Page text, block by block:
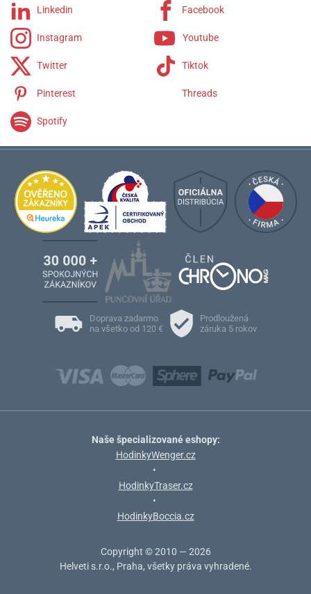
Linkedin Facebook
Instagram Youtube
Twitter Tiktok
Pinterest Threads
Spotify
Doprava zadarmo
na všetko od 120 €
Prodloužená
záruka 5 rokov
Naše špecializované eshopy:
HodinkyWenger.cz
•
HodinkyTraser.cz
•
HodinkyBoccia.cz
Copyright © 2010 — 2026
Helveti s.r.o., Praha, všetky práva vyhradené.